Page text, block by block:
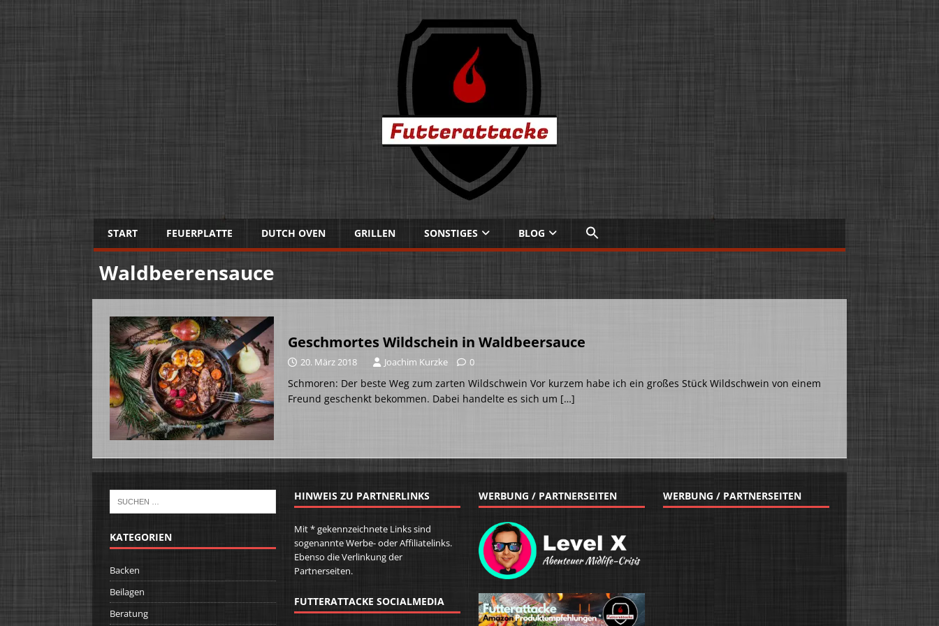
START FEUERPLATTE DUTCH OVEN GRILLEN SONSTIGES BLOG
Waldbeerensauce
Geschmortes Wildschein in Waldbeersauce
20. März 2018 Joachim Kurzke 0
Schmoren: Der beste Weg zum zarten Wildschwein Vor kurzem habe ich ein großes Stück Wildschwein von einem
Freund geschenkt bekommen. Dabei handelte es sich um […]
KATEGORIEN
Backen
Beilagen
Beratung
HINWEIS ZU PARTNERLINKS
Mit * gekennzeichnete Links sind
sogenannte Werbe- oder Affiliatelinks.
Ebenso die Verlinkung der
Partnerseiten.
FUTTERATTACKE SOCIALMEDIA
WERBUNG / PARTNERSEITEN WERBUNG / PARTNERSEITEN